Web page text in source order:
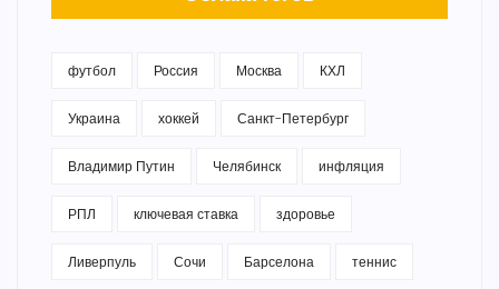
футбол Россия Москва КХЛ
Украина хоккей Санкт-Петербург
Владимир Путин Челябинск инфляция
РПЛ ключевая ставка здоровье
Ливерпуль Сочи Барселона теннис